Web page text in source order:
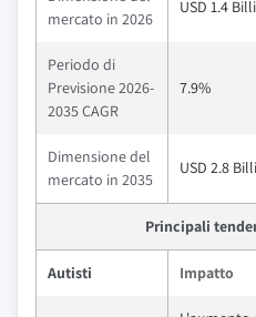
mercato in 2026
USD 1.4
Periodo di
Previsione 2026-
2035 CAGR
7.9%
Dimensione del
mercato in 2035
USD 2.8
Principali
Autisti Impatto